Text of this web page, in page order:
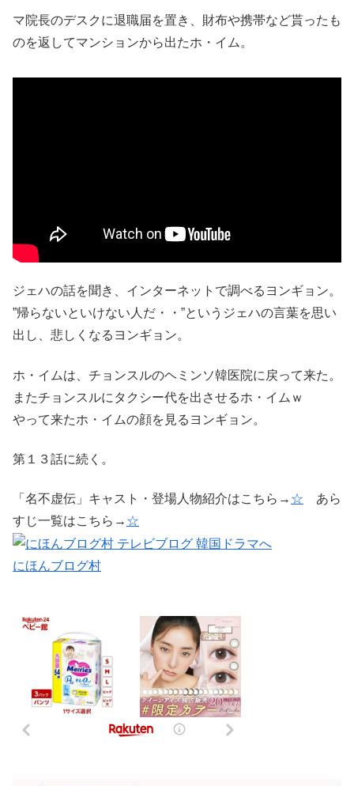
マ院長のデスクに退職届を置き、財布や携帯など貰ったも
のを返してマンションから出たホ・イム。
ジェハの話を聞き、インターネットで調べるヨンギョン。
”帰らないといけない人だ・・”というジェハの言葉を思い
出し、悲しくなるヨンギョン。
ホ・イムは、チョンスルのヘミンソ韓医院に戻って来た。
またチョンスルにタクシー代を出させるホ・イムｗ
やって来たホ・イムの顔を見るヨンギョン。
第１３話に続く。
「名不虚伝」キャスト・登場人物紹介はこちら→ ☆ あら
すじ一覧はこちら→ ☆
にほんブログ村